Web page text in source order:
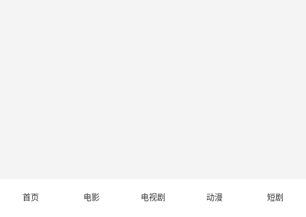
首页 电影 电视剧 动漫 短剧